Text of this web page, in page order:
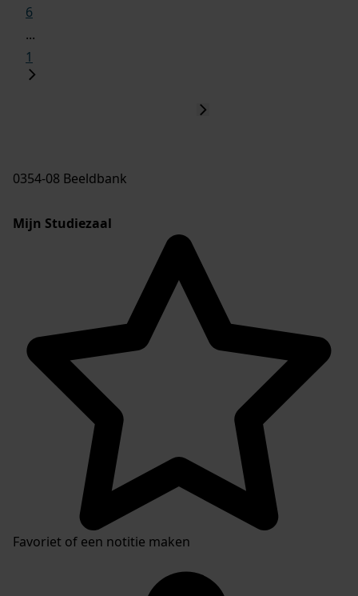
6
...
1
0354-08 Beeldbank
Mijn Studiezaal
Favoriet of een notitie maken